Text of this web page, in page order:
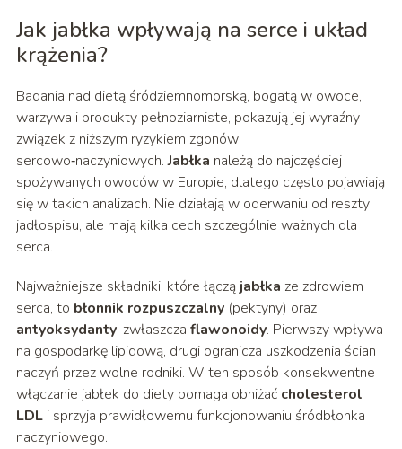
Jak jabłka wpływają na serce i układ
krążenia?
Badania nad dietą śródziemnomorską, bogatą w owoce,
warzywa i produkty pełnoziarniste, pokazują jej wyraźny
związek z niższym ryzykiem zgonów
sercowo‑naczyniowych.Jabłka należą do najczęściej
spożywanych owoców w Europie, dlatego często pojawiają
się w takich analizach. Nie działają w oderwaniu od reszty
jadłospisu, ale mają kilka cech szczególnie ważnych dla
serca.
Najważniejsze składniki, które łączą jabłka ze zdrowiem
serca, to błonnik rozpuszczalny(pektyny) oraz
antyoksydanty, zwłaszcza flawonoidy. Pierwszy wpływa
na gospodarkę lipidową, drugi ogranicza uszkodzenia ścian
naczyń przez wolne rodniki. W ten sposób konsekwentne
włączanie jabłek do diety pomaga obniżać cholesterol
LDLi sprzyja prawidłowemu funkcjonowaniu śródbłonka
naczyniowego.